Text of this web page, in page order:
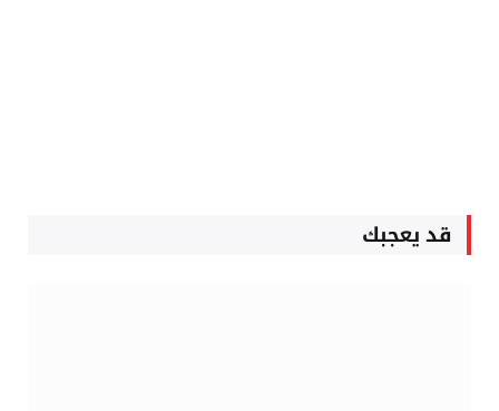
قد يعجبك